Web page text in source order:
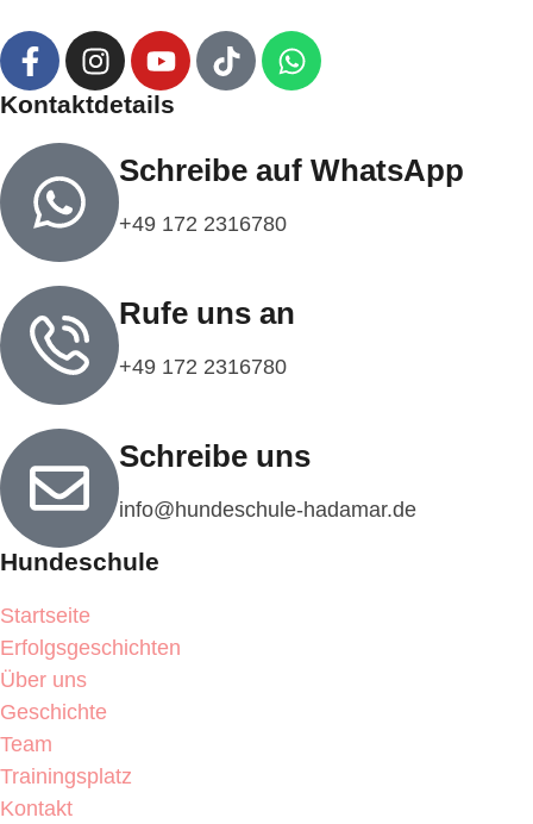
Kontaktdetails
Schreibe auf WhatsApp
+49 172 2316780‬
Rufe uns an
‭+49 172 2316780‬
Schreibe uns
info@hundeschule-hadamar.de​​‬
Hundeschule
Startseite
Erfolgsgeschichten
Über uns
Geschichte
Team
Trainingsplatz
Kontakt